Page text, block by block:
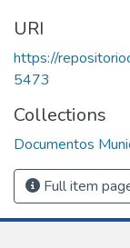
URI
https://
5473
Collections
Documentos
Full item